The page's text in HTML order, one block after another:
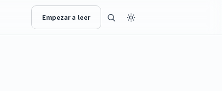
Empezar a leer